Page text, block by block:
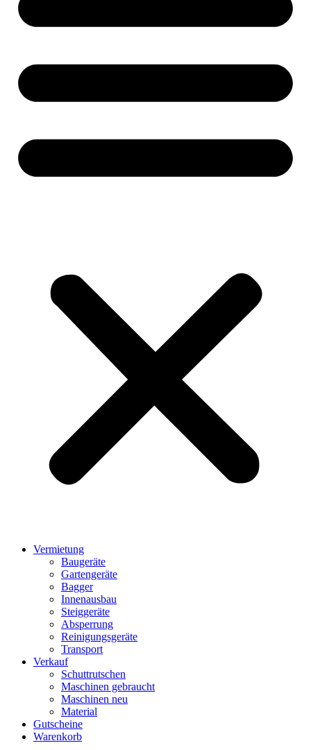
Vermietung
Baugeräte
Gartengeräte
Bagger
Innenausbau
Steiggeräte
Absperrung
Reinigungsgeräte
Transport
Verkauf
Schuttrutschen
Maschinen gebraucht
Maschinen neu
Material
Gutscheine
Warenkorb